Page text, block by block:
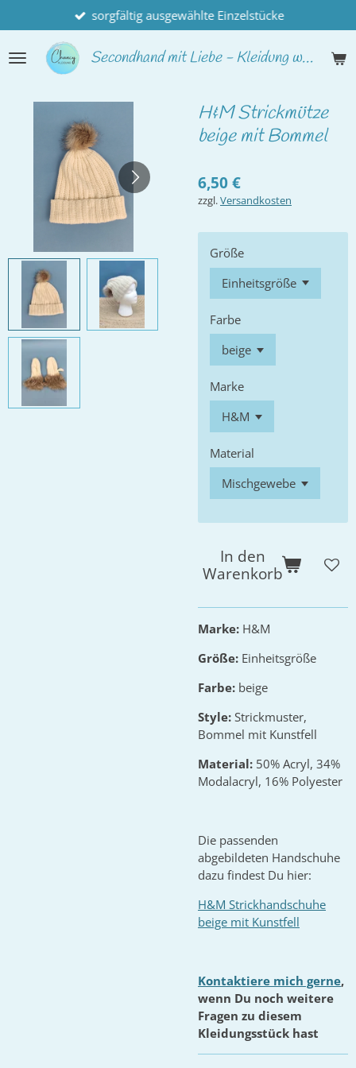
Hauptinhalt
springen
Secondhandmit Liebe - Kleidung wie neu
sorgfältig ausgewählte Einzelstücke
H&M Strickmütze
beige mit Bommel
6,50 €
zzgl.Versandkosten
Größe
Farbe
Marke
Material
In den
Warenkorb
Marke: H&M
Größe: Einheitsgröße
Farbe: beige
Style: Strickmuster,
Bommel mit Kunstfell
Material: 50% Acryl, 34%
Modalacryl, 16% Polyester
Die passenden
abgebildeten Handschuhe
dazu findest Du hier:
H&M Strickhandschuhe
beige mit Kunstfell
Kontaktiere mich gerne,
wenn Du noch weitere
Fragen zu diesem
Kleidungsstück hast